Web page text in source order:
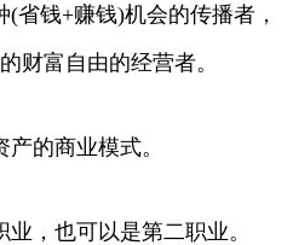
钱+赚钱)机会的传播者，
财富自由的经营者。
的商业模式。
，也可以是第二职业。